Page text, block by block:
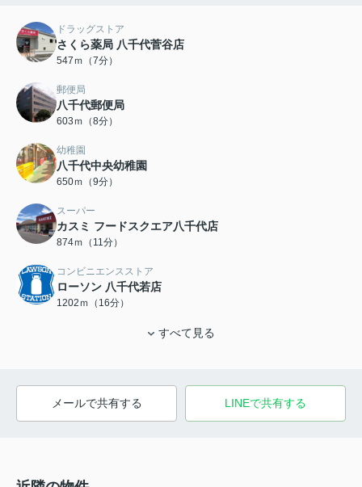
ドラッグストア
さくら薬局 八千代菅谷店
547ｍ（7分）
郵便局
八千代郵便局
603ｍ（8分）
幼稚園
八千代中央幼稚園
650ｍ（9分）
スーパー
カスミ フードスクエア八千代店
874ｍ（11分）
コンビニエンスストア
ローソン 八千代若店
1202ｍ（16分）
すべて見る
メールで共有する LINEで共有する